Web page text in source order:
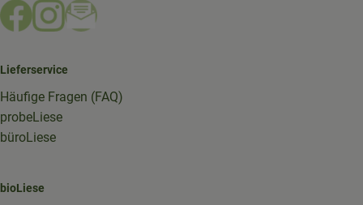
Externer Link zu https://www.facebook.com/
Externer Link zu https://www.instagram.com/
Externer Link zu https://mailchi.mp/
Lieferservice
Häufige Fragen (FAQ)
probeLiese
büroLiese
bioLiese